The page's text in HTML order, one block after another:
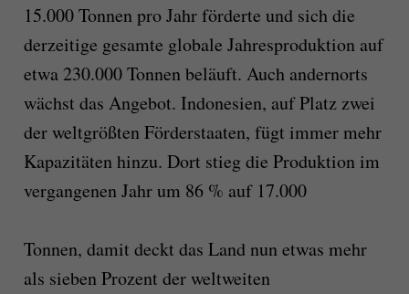
15.000 Tonnen pro Jahr förderte und sich die
derzeitige gesamte globale Jahresproduktion auf
etwa 230.000 Tonnen beläuft. Auch andernorts
wächst das Angebot. Indonesien, auf Platz zwei
der weltgrößten Förderstaaten, fügt immer mehr
Kapazitäten hinzu. Dort stieg die Produktion im
vergangenen Jahr um 86 % auf 17.000
Tonnen, damit deckt das Land nun etwas mehr
als sieben Prozent der weltweiten